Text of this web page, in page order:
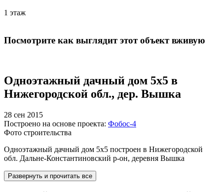
1 этаж
Посмотрите как выглядит этот объект вживую
Одноэтажный дачный дом 5х5 в
Нижегородской обл., дер. Вышка
28 сен 2015
Построено на основе проекта: Фобос-4
Фото строительства
Одноэтажный дачный дом 5х5 построен в Нижегородской
обл. Дальне-Константиновский р-он, деревня Вышка
Развернуть и прочитать все